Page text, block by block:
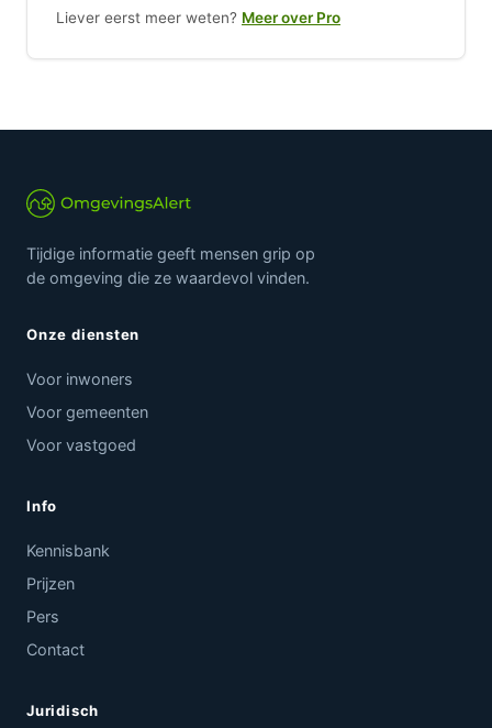
Liever eerst meer weten? Meer over Pro
Tijdige informatie geeft mensen grip op
de omgeving die ze waardevol vinden.
Onze diensten
Voor inwoners
Voor gemeenten
Voor vastgoed
Info
Kennisbank
Prijzen
Pers
Contact
Juridisch